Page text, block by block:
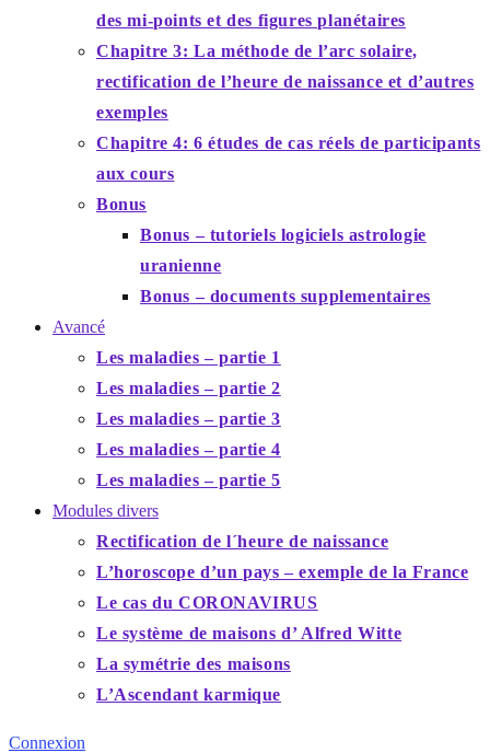
des mi-points et des figures planétaires
Chapitre 3: La méthode de l’arc solaire,
rectification de l’heure de naissance et d’autres
exemples
Chapitre 4: 6 études de cas réels de participants
aux cours
Bonus
Bonus – tutoriels logiciels astrologie
uranienne
Bonus – documents supplementaires
Avancé
Les maladies – partie 1
Les maladies – partie 2
Les maladies – partie 3
Les maladies – partie 4
Les maladies – partie 5
Modules divers
Rectification de l´heure de naissance
L’horoscope d’un pays – exemple de la France
Le cas du CORONAVIRUS
Le système de maisons d’ Alfred Witte
La symétrie des maisons
L’Ascendant karmique
Connexion